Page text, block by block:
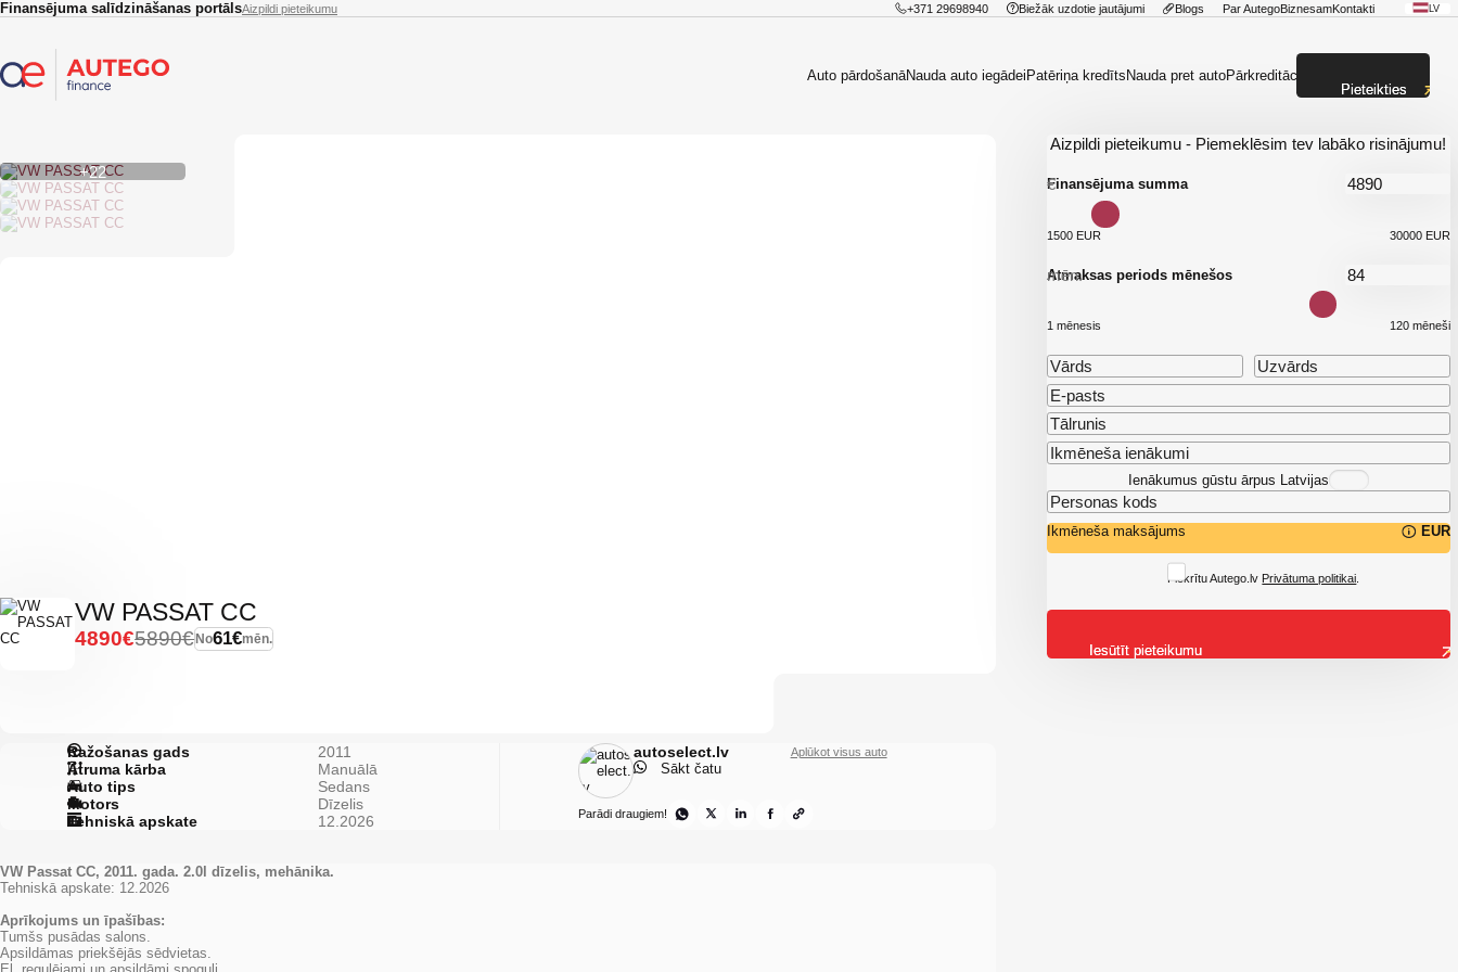
Skip to main content
Finansējuma salīdzināšanas portālsAizpildi pieteikumu +371 29698940 Biežāk uzdotie jautājumi Blogs Par AutegoBiznesamKontakti LV
Auto pārdošanāNauda auto iegādeiPatēriņa kredītsNauda pret autoPārkreditācija
+22
VW PASSAT CC
No61€mēn.
5890€
4890€
Ražošanas gads
2011
Ātruma kārba
Manuālā
Auto tips
Sedans
Motors
Dīzelis
Tehniskā apskate
12.2026
autoselect.lv
Sākt čatu
Aplūkot visus auto
Parādi draugiem!
VW Passat CC, 2011. gada. 2.0l dīzelis, mehānika.
Tehniskā apskate: 12.2026
Aprīkojums un īpašības:
Tumšs pusādas salons.
Apsildāmas priekšējās sēdvietas.
Aizpildi pieteikumu - Piemeklēsim tev labāko risinājumu!
Finansējuma summa
€
1500 EUR 30000 EUR
Atmaksas periods mēnešos
mēn.
1 mēnesis 120 mēneši
Ienākumus gūstu ārpus Latvijas
Ikmēneša maksājums EUR
Piekrītu Autego.lv Privātuma politikai